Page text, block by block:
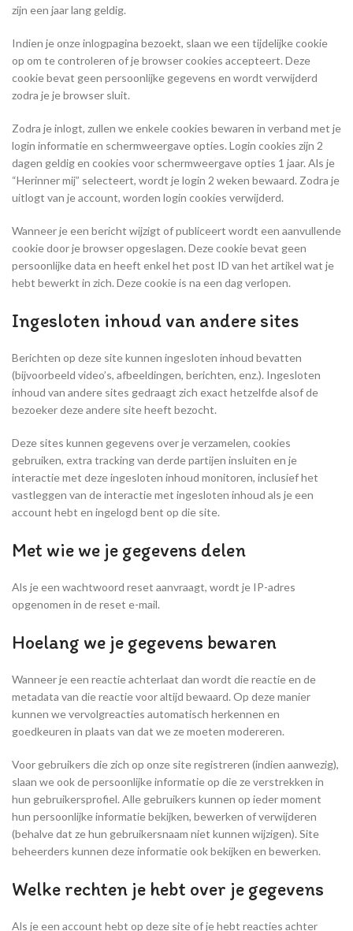
zijn een jaar lang geldig.
Indien je onze inlogpagina bezoekt, slaan we een tijdelijke cookie
op om te controleren of je browser cookies accepteert. Deze
cookie bevat geen persoonlijke gegevens en wordt verwijderd
zodra je je browser sluit.
Zodra je inlogt, zullen we enkele cookies bewaren in verband met je
login informatie en schermweergave opties. Login cookies zijn 2
dagen geldig en cookies voor schermweergave opties 1 jaar. Als je
“Herinner mij” selecteert, wordt je login 2 weken bewaard. Zodra je
uitlogt van je account, worden login cookies verwijderd.
Wanneer je een bericht wijzigt of publiceert wordt een aanvullende
cookie door je browser opgeslagen. Deze cookie bevat geen
persoonlijke data en heeft enkel het post ID van het artikel wat je
hebt bewerkt in zich. Deze cookie is na een dag verlopen.
Ingesloten inhoud van andere sites
Berichten op deze site kunnen ingesloten inhoud bevatten
(bijvoorbeeld video’s, afbeeldingen, berichten, enz.). Ingesloten
inhoud van andere sites gedraagt zich exact hetzelfde alsof de
bezoeker deze andere site heeft bezocht.
Deze sites kunnen gegevens over je verzamelen, cookies
gebruiken, extra tracking van derde partijen insluiten en je
interactie met deze ingesloten inhoud monitoren, inclusief het
vastleggen van de interactie met ingesloten inhoud als je een
account hebt en ingelogd bent op die site.
Met wie we je gegevens delen
Als je een wachtwoord reset aanvraagt, wordt je IP-adres
opgenomen in de reset e-mail.
Hoelang we je gegevens bewaren
Wanneer je een reactie achterlaat dan wordt die reactie en de
metadata van die reactie voor altijd bewaard. Op deze manier
kunnen we vervolgreacties automatisch herkennen en
goedkeuren in plaats van dat we ze moeten modereren.
Voor gebruikers die zich op onze site registreren (indien aanwezig),
slaan we ook de persoonlijke informatie op die ze verstrekken in
hun gebruikersprofiel. Alle gebruikers kunnen op ieder moment
hun persoonlijke informatie bekijken, bewerken of verwijderen
(behalve dat ze hun gebruikersnaam niet kunnen wijzigen). Site
beheerders kunnen deze informatie ook bekijken en bewerken.
Welke rechten je hebt over je gegevens
Als je een account hebt op deze site of je hebt reacties achter